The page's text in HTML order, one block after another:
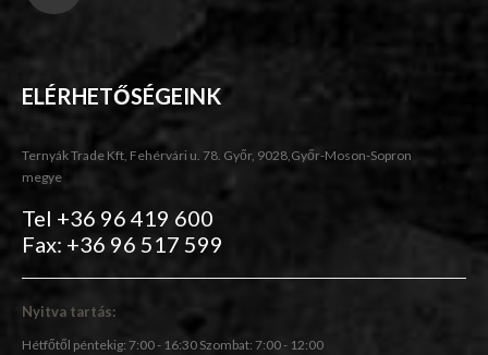
ELÉRHETŐSÉGEINK
Ternyák Trade Kft, Fehérvári u. 78. Győr, 9028,Győr-Moson-Sopron
megye
Tel +36 96 419 600
Fax: +36 96 517 599
Nyitva tartás:
Hétfőtől péntekig: 7:00 - 16:30 Szombat: 7:00 - 12:00